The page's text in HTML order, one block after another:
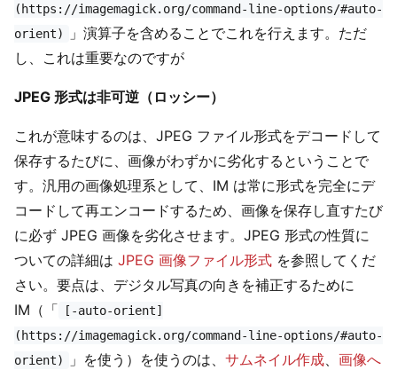
(https://imagemagick.org/command-line-options/#auto-
orient)
」演算子を含めることでこれを行えます。ただ
し、これは重要なのですが
JPEG 形式は非可逆（ロッシー）
これが意味するのは、JPEG ファイル形式をデコードして
保存するたびに、画像がわずかに劣化するということで
す。汎用の画像処理系として、IM は常に形式を完全にデ
コードして再エンコードするため、画像を保存し直すたび
に必ず JPEG 画像を劣化させます。JPEG 形式の性質に
ついての詳細は JPEG 画像ファイル形式 を参照してくだ
さい。要点は、デジタル写真の向きを補正するために
IM（「
[-auto-orient]
(https://imagemagick.org/command-line-options/#auto-
orient)
」を使う）を使うのは、 サムネイル作成、 画像へ